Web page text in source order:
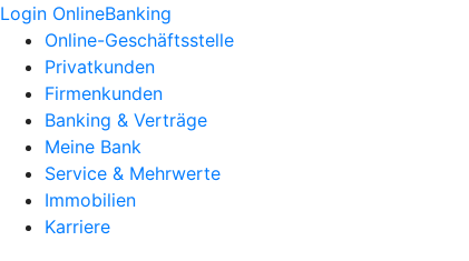
Login OnlineBanking
Online-Geschäftsstelle
Privatkunden
Firmenkunden
Banking & Verträge
Meine Bank
Service & Mehrwerte
Immobilien
Karriere